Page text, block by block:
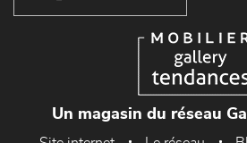
Un magasin du réseau